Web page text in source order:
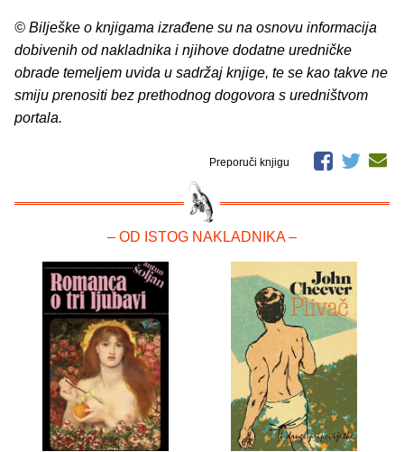
© Bilješke o knjigama izrađene su na osnovu informacija
dobivenih od nakladnika i njihove dodatne uredničke
obrade temeljem uvida u sadržaj knjige, te se kao takve ne
smiju prenositi bez prethodnog dogovora s uredništvom
portala.
Preporuči knjigu
– OD ISTOG NAKLADNIKA –